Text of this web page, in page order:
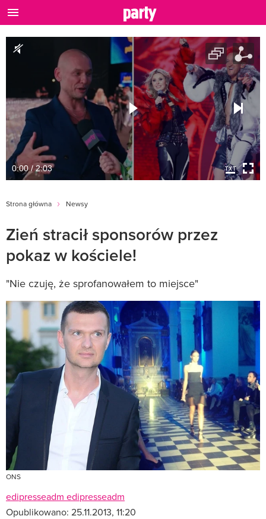
0:00 / 2:03
Strona główna Newsy
Zień stracił sponsorów przez
pokaz w kościele!
"Nie czuję, że sprofanowałem to miejsce"
ONS
edipresseadm edipresseadm
Opublikowano: 25.11.2013, 11:20